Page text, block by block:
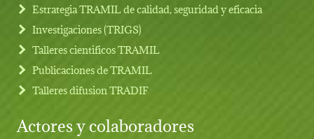
Estrategia TRAMIL de calidad, seguridad y eficacia
Investigaciones (TRIGS)
Talleres cientificos TRAMIL
Publicaciones de TRAMIL
Talleres difusion TRADIF
Actores y colaboradores